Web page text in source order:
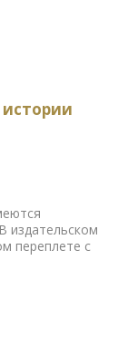
издательском
переплете с